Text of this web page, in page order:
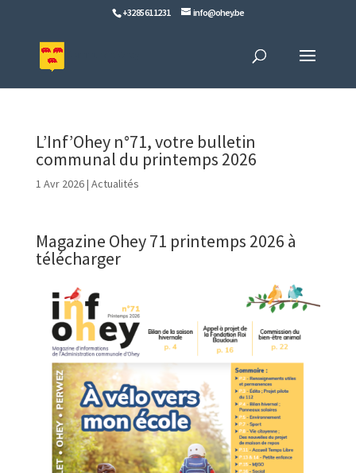
+32 85 61 12 31 info@ohey.be
L’Inf’Ohey n°71, votre bulletin
communal du printemps 2026
1 Avr 2026| Actualités
Magazine Ohey 71 printemps 2026 à
télécharger